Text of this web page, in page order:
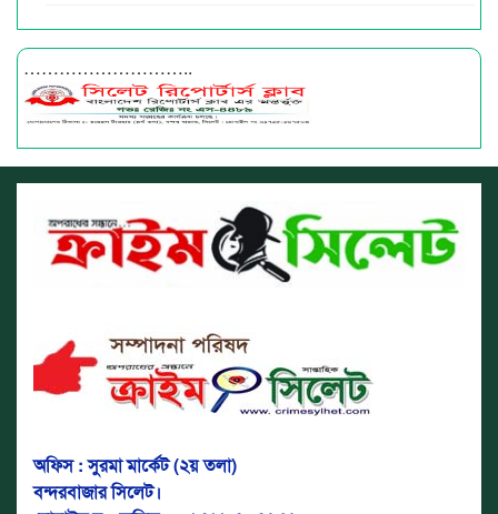
………………………..
অফিস : সুরমা মার্কেট (২য় তলা)
বন্দরবাজার সিলেট।